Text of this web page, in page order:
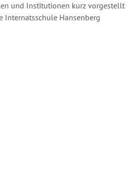
und Institutionen kurz vorgestellt
Internatsschule Hansenberg